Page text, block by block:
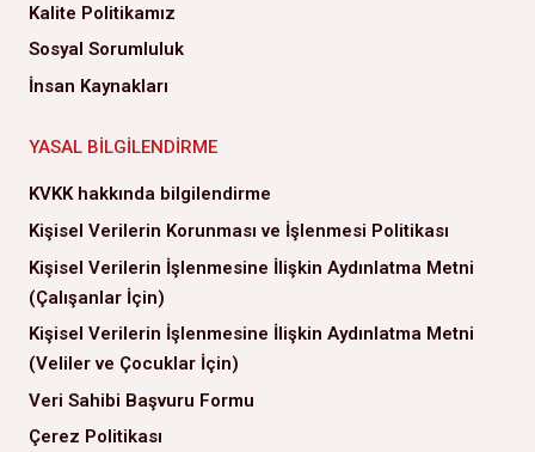
Kalite Politikamız
Sosyal Sorumluluk
İnsan Kaynakları
YASAL BILGILENDIRME
KVKK hakkında bilgilendirme
Kişisel Verilerin Korunması ve İşlenmesi Politikası
Kişisel Verilerin İşlenmesine İlişkin Aydınlatma Metni
(Çalışanlar İçin)
Kişisel Verilerin İşlenmesine İlişkin Aydınlatma Metni
(Veliler ve Çocuklar İçin)
Veri Sahibi Başvuru Formu
Çerez Politikası